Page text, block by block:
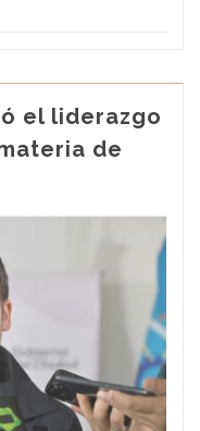
el liderazgo
de